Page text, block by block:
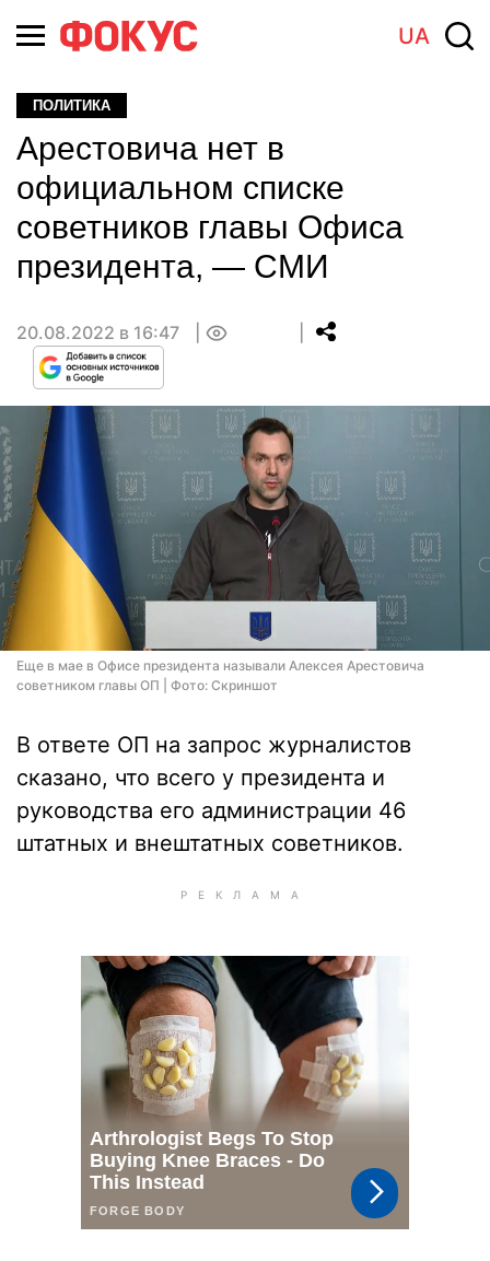
UA
ПОЛИТИКА
Арестовича нет в
официальном списке
советников главы Офиса
президента, — СМИ
20.08.2022 в 16:47
Еще в мае в Офисе президента называли Алексея Арестовича
советником главы ОП | Фото: Скриншот
В ответе ОП на запрос журналистов
сказано, что всего у президента и
руководства его администрации 46
штатных и внештатных советников.